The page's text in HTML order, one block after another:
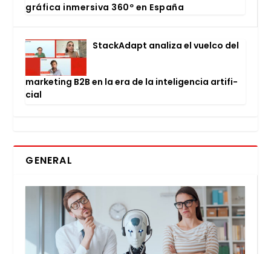
grá­fi­ca inmer­si­va 360º en Espa­ña
Stac­kA­dapt ana­li­za el vuel­co del
mar­ke­ting B2B en la era de la inte­li­gen­cia arti­fi­
cial
GENERAL